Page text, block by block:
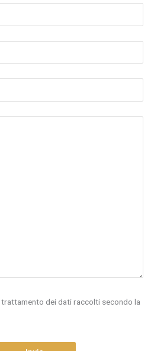
dei dati raccolti secondo la